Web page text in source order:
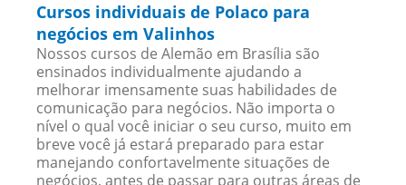
Cursos individuais de Polaco para
negócios em Valinhos
Nossos cursos de Alemão em Brasília são
ensinados individualmente ajudando a
melhorar imensamente suas habilidades de
comunicação para negócios. Não importa o
nível o qual você iniciar o seu curso, muito em
breve você já estará preparado para estar
manejando confortavelmente situações de
negócios, antes de passar para outras áreas de